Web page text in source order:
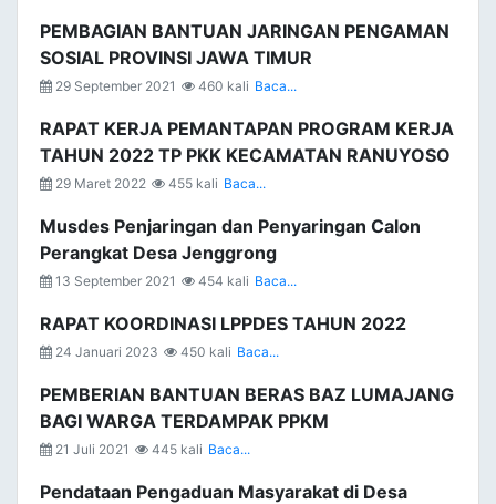
PEMBAGIAN BANTUAN JARINGAN PENGAMAN
SOSIAL PROVINSI JAWA TIMUR
29 September 2021 460 kali Baca...
RAPAT KERJA PEMANTAPAN PROGRAM KERJA
TAHUN 2022 TP PKK KECAMATAN RANUYOSO
29 Maret 2022 455 kali Baca...
Musdes Penjaringan dan Penyaringan Calon
Perangkat Desa Jenggrong
13 September 2021 454 kali Baca...
RAPAT KOORDINASI LPPDES TAHUN 2022
24 Januari 2023 450 kali Baca...
PEMBERIAN BANTUAN BERAS BAZ LUMAJANG
BAGI WARGA TERDAMPAK PPKM
21 Juli 2021 445 kali Baca...
Pendataan Pengaduan Masyarakat di Desa